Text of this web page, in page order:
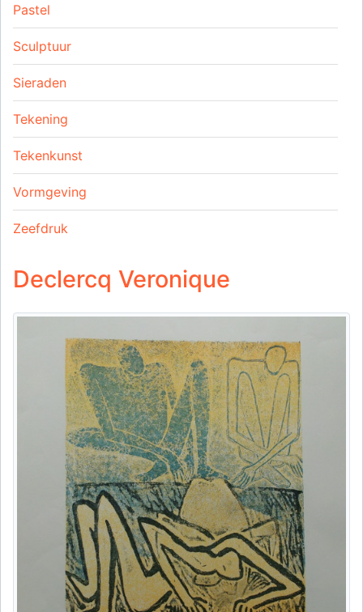
Pastel
Sculptuur
Sieraden
Tekening
Tekenkunst
Vormgeving
Zeefdruk
Declercq Veronique